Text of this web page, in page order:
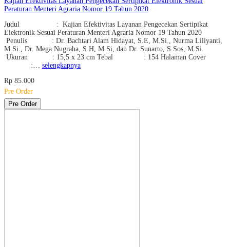
Peraturan Menteri Agraria Nomor 19 Tahun 2020
Judul : Kajian Efektivitas Layanan Pengecekan Sertipikat
Elektronik Sesuai Peraturan Menteri Agraria Nomor 19 Tahun 2020
Penulis : Dr. Bachtari Alam Hidayat, S.E, M.Si., Nurma Liliyanti,
M.Si., Dr. Mega Nugraha, S.H, M.Si, dan Dr. Sunarto, S.Sos, M.Si.
Ukuran : 15,5 x 23 cm Tebal : 154 Halaman Cover
:… selengkapnya
Rp 85.000
Pre Order
Pre Order